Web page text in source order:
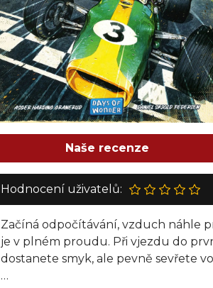
Naše recenze
Hodnocení uživatelů:
Začíná odpočítávání, vzduch náhle
je v plném proudu. Při vjezdu do
dostanete smyk, ale pevně sevřete